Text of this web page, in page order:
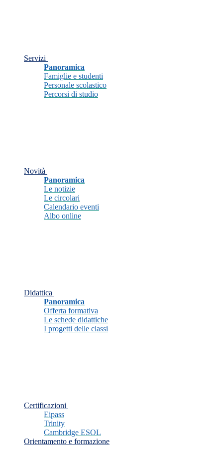
Servizi
Panoramica
Famiglie e studenti
Personale scolastico
Percorsi di studio
Novità
Panoramica
Le notizie
Le circolari
Calendario eventi
Albo online
Didattica
Panoramica
Offerta formativa
Le schede didattiche
I progetti delle classi
Certificazioni
Eipass
Trinity
Cambridge ESOL
Orientamento e formazione